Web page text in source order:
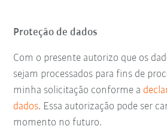
Proteção de dados
Com o presente autorizo que os
sejam processados para fins de
minha solicitação conforme a
dados. Essa autorização pode ser
momento no futuro.